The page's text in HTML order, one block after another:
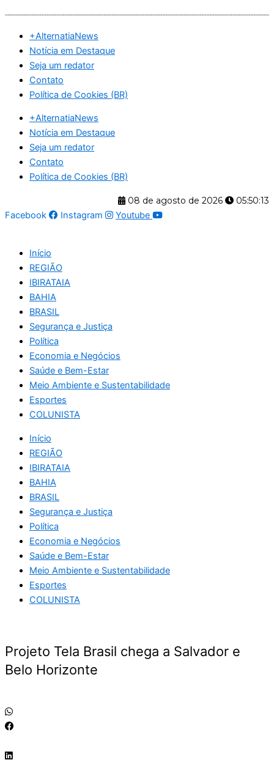
conteúdo
+AlternatiaNews
Notícia em Destaque
Seja um redator
Contato
Política de Cookies (BR)
+AlternatiaNews
Notícia em Destaque
Seja um redator
Contato
Política de Cookies (BR)
08 de agosto de 2026
05:50:13
Facebook
Instagram Youtube
Início
REGIÃO
IBIRATAIA
BAHIA
BRASIL
Segurança e Justiça
Política
Economia e Negócios
Saúde e Bem-Estar
Meio Ambiente e Sustentabilidade
Esportes
COLUNISTA
Início
REGIÃO
IBIRATAIA
BAHIA
BRASIL
Segurança e Justiça
Política
Economia e Negócios
Saúde e Bem-Estar
Meio Ambiente e Sustentabilidade
Esportes
COLUNISTA
Projeto Tela Brasil chega a Salvador e
Belo Horizonte